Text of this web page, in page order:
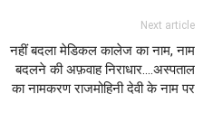
Next article
नहीं बदला मेडिकल कालेज का नाम, नाम
बदलने की अफ़वाह निराधार....अस्पताल
का नामकरण राजमोहिनी देवी के नाम पर